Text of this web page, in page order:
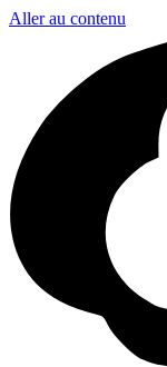
Aller au contenu